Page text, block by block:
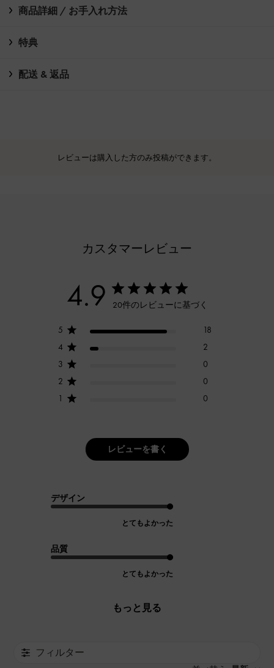
商品詳細 / お手入れ方法
特典
配送 & 返品
レビューは購入した方のみ投稿ができます。
カスタマーレビュー
4.9 20件のレビューに基づく
5
18
4
2
3
0
2
0
1
0
レビューを書く
デザイン
とてもよかった
品質
とてもよかった
もっと見る
フィルター